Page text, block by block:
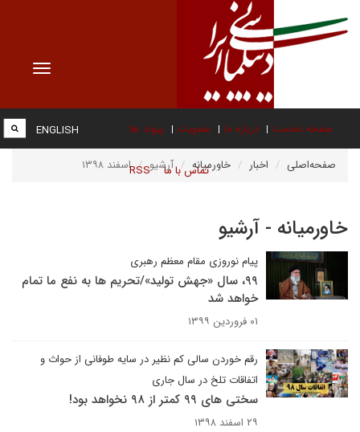
Toggle
صفحه نخست درباره ما عضویت پیوند ها
تماس با ما RSS
ENGLISH
صفحه‌اصلی اخبار خاورمیانه آرشیو اسفند ۱۳۹۸
خاورمیانه - آرشیو
پیام نوروزی مقام معظم رهبری
۹۹، سال «جهش تولید»/تحریم ها به نفع ما تمام
خواهد شد
۰۱ فروردین ۱۳۹۹
رقم خوردن سالی کم نظیر در سایه طوفانی از حواث و
اتفاقات تلخ در سال جاری
سختی های ۹۹ کمتر از ۹۸ نخواهد بود!
۲۹ اسفند ۱۳۹۸